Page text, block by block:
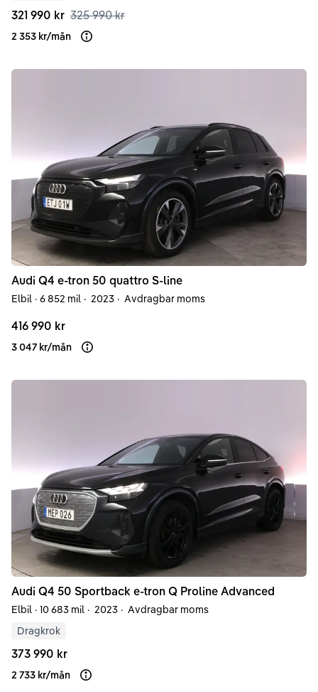
321 990 kr 325 990 kr
2 353 kr/mån Läs mer om finansiering
Audi Q4 e-tron 50 quattro S-line
Elbil · 6 852 mil · 2023 · Avdragbar moms
416 990 kr
3 047 kr/mån Läs mer om finansiering
Audi Q4 50 Sportback e-tron Q Proline Advanced
Elbil · 10 683 mil · 2023 · Avdragbar moms
Dragkrok
373 990 kr
2 733 kr/mån Läs mer om finansiering